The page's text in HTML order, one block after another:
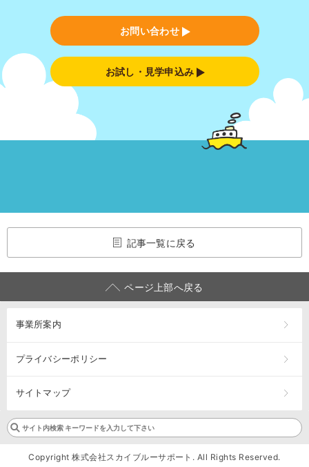
お問い合わせ
お試し・見学申込み
記事一覧に戻る
ページ上部へ戻る
事業所案内
プライバシーポリシー
サイトマップ
Copyright 株式会社スカイブルーサポート. All Rights Reserved.